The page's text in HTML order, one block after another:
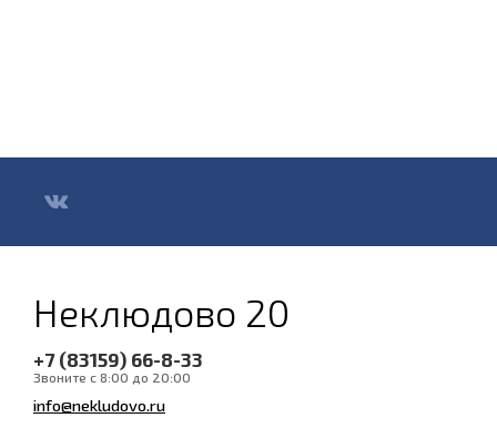
Неклюдово 20
+7 (83159) 66-8-33
Звоните с 8:00 до 20:00
info@nekludovo.ru